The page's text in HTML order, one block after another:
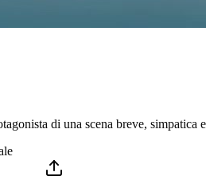
di una scena breve, simpatica